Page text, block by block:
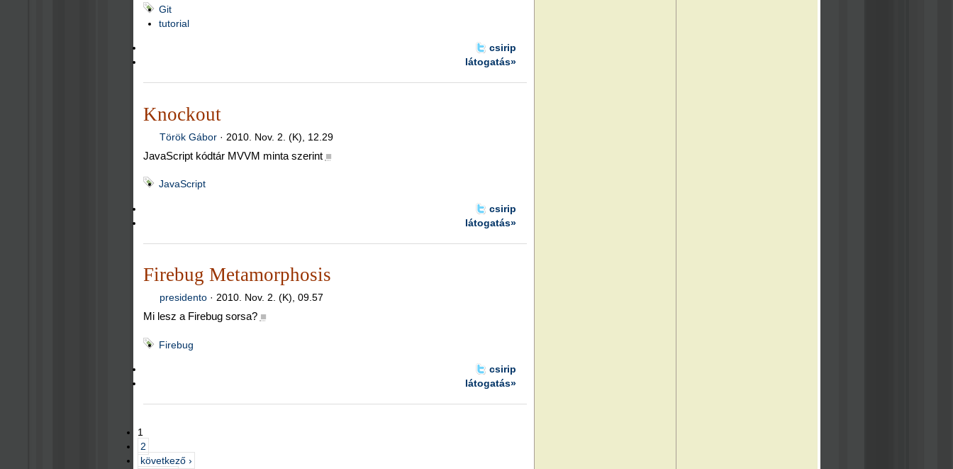
Git
tutorial
csirip
látogatás»
Knockout
Török Gábor · 2010. Nov. 2. (K), 12.29
JavaScript kódtár MVVM minta szerint ■
JavaScript
csirip
látogatás»
Firebug Metamorphosis
presidento · 2010. Nov. 2. (K), 09.57
Mi lesz a Firebug sorsa? ■
Firebug
csirip
látogatás»
1
2
következő ›